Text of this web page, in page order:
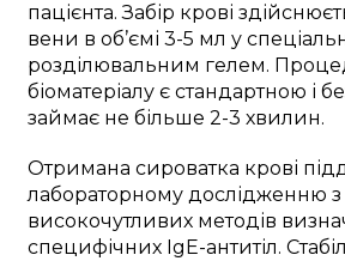
пацієнта. Забір крові
вени в об’ємі 3-5 мл у
розділювальним гелем.
біоматеріалу є стандартною і
займає не більше 2-3 хвилин.
Отримана сироватка крові
лабораторному дослідженню
високочутливих методів
специфічних IgE-антитіл.